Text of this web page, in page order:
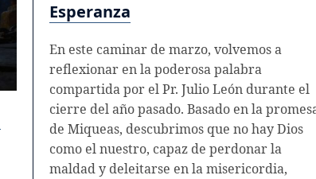
Esperanza
En este caminar de marzo, volvemos a
reflexionar en la poderosa palabra
compartida por el Pr. Julio León durante el
cierre del año pasado. Basado en la
de Miqueas, descubrimos que no hay Dios
como el nuestro, capaz de perdonar la
maldad y deleitarse en la misericordia,